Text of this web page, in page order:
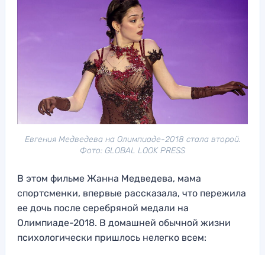
Евгения Медведева на Олимпиаде-2018 стала второй.
Фото: GLOBAL LOOK PRESS
В этом фильме Жанна Медведева, мама
спортсменки, впервые рассказала, что пережила
ее дочь после серебряной медали на
Олимпиаде-2018. В домашней обычной жизни
психологически пришлось нелегко всем: